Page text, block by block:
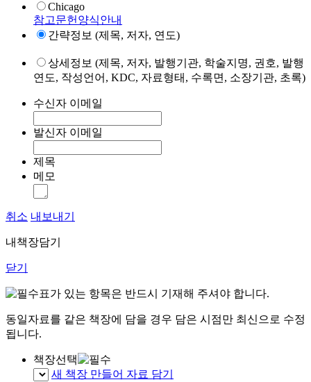
Chicago
참고문헌양식안내
간략정보 (제목, 저자, 연도)
상세정보 (제목, 저자, 발행기관, 학술지명, 권호, 발행
연도, 작성언어, KDC, 자료형태, 수록면, 소장기관, 초록)
수신자 이메일
발신자 이메일
제목
메모
취소 내보내기
내책장담기
닫기
표가 있는 항목은 반드시 기재해 주셔야 합니다.
동일자료를 같은 책장에 담을 경우 담은 시점만 최신으로 수정
됩니다.
책장선택
새 책장 만들어 자료 담기